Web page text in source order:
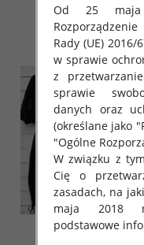
szczegóły
Od 25 maja
Rady (UE)
w sprawie
z
sprawie
danych oraz
(określane jako
"Ogólne
W związku z
Cię o
zasadach, na
maja 2018
podstawowe